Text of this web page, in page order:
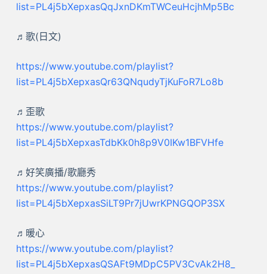
list=PL4j5bXepxasQqJxnDKmTWCeuHcjhMp5Bc
♬歌(日文)
https://www.youtube.com/playlist?
list=PL4j5bXepxasQr63QNqudyTjKuFoR7Lo8b
♬歪歌
https://www.youtube.com/playlist?
list=PL4j5bXepxasTdbKk0h8p9V0IKw1BFVHfe
♬好笑廣播/歌廳秀
https://www.youtube.com/playlist?
list=PL4j5bXepxasSiLT9Pr7jUwrKPNGQOP3SX
♬暖心
https://www.youtube.com/playlist?
list=PL4j5bXepxasQSAFt9MDpC5PV3CvAk2H8_